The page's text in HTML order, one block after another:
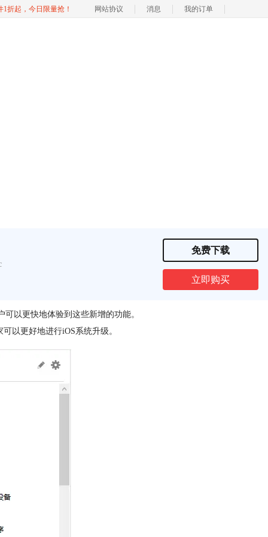
折起，今日限量抢！ 网站协议 消息 我的订单
免费下载
立即购买
以更快地体验到这些新增的功能。
以更好地进行iOS系统升级。